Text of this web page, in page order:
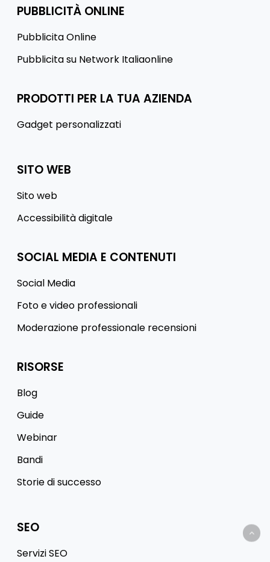
PUBBLICITÀ ONLINE
Pubblicita Online
Pubblicita su Network Italiaonline
PRODOTTI PER LA TUA AZIENDA
Gadget personalizzati
SITO WEB
Sito web
Accessibilità digitale
SOCIAL MEDIA E CONTENUTI
Social Media
Foto e video professionali
Moderazione professionale recensioni
RISORSE
Blog
Guide
Webinar
Bandi
Storie di successo
SEO
Servizi SEO